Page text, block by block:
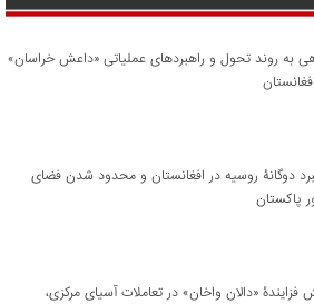
به روند تحول و راهبردهای عملیاتی «داعش خراسان»
دوگانۀ روسیه در افغانستان و محدود شدن فضای
پاکستان
فزایندۀ «دالان واخان» در تعاملات آسیای مرکزی،